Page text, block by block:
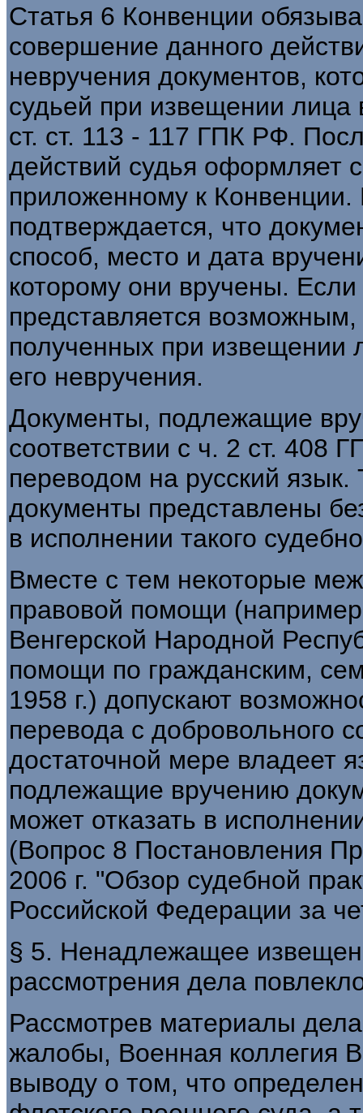
Статья 6 Конвенции
совершение данного
невручения документов,
судьей при извещении лица
ст. ст. 113 - 117 ГПК РФ.
действий судья оформляет
приложенному к Конвенции.
подтверждается, что
способ, место и дата
которому они вручены.
представляется
полученных при извещении
его невручения.
Документы, подлежащие
соответствии с ч. 2 ст. 408
переводом на русский
документы представлены
в исполнении такого
Вместе с тем некоторые
правовой помощи
Венгерской Народной
помощи по гражданским,
1958 г.) допускают
перевода с добровольного
достаточной мере владеет
подлежащие вручению
может отказать в
(Вопрос 8 Постановления
2006 г. "Обзор судебной
Российской Федерации за
§ 5. Ненадлежащее
рассмотрения дела
Рассмотрев материалы
жалобы, Военная коллегия
выводу о том, что